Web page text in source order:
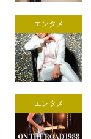
エンタメ
エンタメ